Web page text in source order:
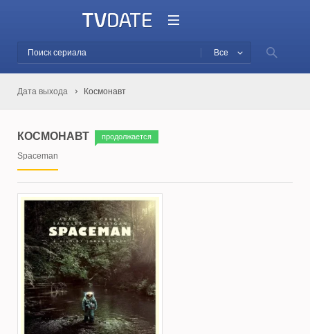
Все
Дата выхода Космонавт
КОСМОНАВТ продолжается
Spaceman